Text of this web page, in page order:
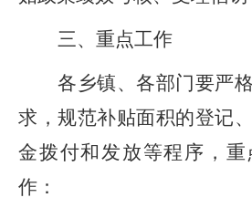
三、 重点工作
各乡镇、各部门 要严
求，规范补贴面积的登记
金拨付和发放等程序，
作：